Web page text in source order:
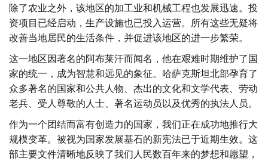
除了农业之外，该地区的加工业和机械工程也发展迅速。投
资项目已经启动，生产设施也已投入运营。所有这些无疑将
改善当地居民的生活条件，并促进该地区的进一步繁荣。
这一地区因著名的阿布莱汗而闻名，他在艰难时期维护了国
家的统一，成为智慧和远见的象征。哈萨克斯坦北部孕育了
众多著名的国家和公共人物、杰出的文化和文学代表、劳动
老兵、受人尊敬的人士、著名运动员以及优秀的执法人员。
作为一个团结而富有创造力的国家，我们正在成功地推行大
规模变革。被视为国家发展基石的新宪法已于近期生效。这
部主要文件清晰地反映了我们人民数百年来的梦想和愿望，